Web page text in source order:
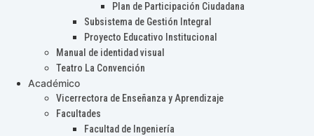
Plan de Participación Ciudadana
Subsistema de Gestión Integral
Proyecto Educativo Institucional
Manual de identidad visual
Teatro La Convención
Académico
Vicerrectora de Enseñanza y Aprendizaje
Facultades
Facultad de Ingeniería